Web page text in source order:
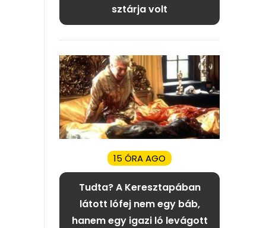
sztárja volt
15 ÓRA AGO
Tudta? A Keresztapában
látott lófej nem egy báb,
hanem egy igazi ló levágott